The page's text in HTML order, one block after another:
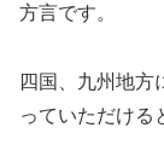
方言です。
四国、九州地方
っていただける